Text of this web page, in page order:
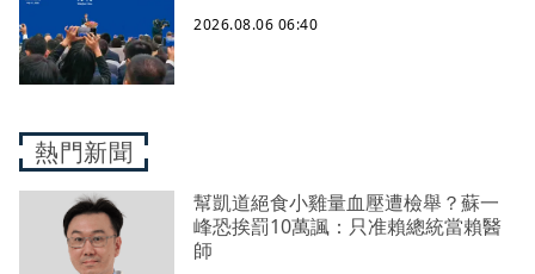
2026.08.06 06:40
熱門新聞
幫凱道絕食小雞量血壓遭檢舉？蘇一
峰恐挨罰10萬諷：只准賴總統當賴醫
師